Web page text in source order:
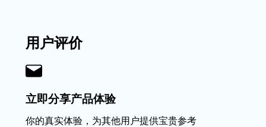
用户评价
立即分享产品体验
你的真实体验，为其他用户提供宝贵参考